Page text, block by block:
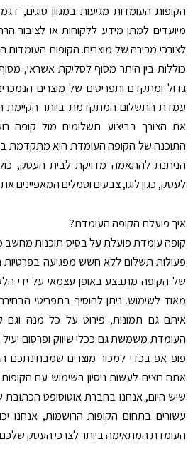
הקופות העומדות מגיעות במגוון סוגים,
מיועדים למתן מידע ללקוחות או לציבור
לצורכי מכירה של מוצרים. הקופות העומדות
כוללות בין היתר מסוף לסליקת אשראי,
גדול ומתקדם ותפריטים של מוצרים
עמדת התשלום המתקדמת ביותר הקיימת
את הצורך בביצוע תשלומים מול קופה
התוכנה של הקופה העומדת היא מתקדמת
הניתנת להתאמה מדויקת לבית העסק,
לעסק, כגון לוגו, צבעים וסמלים המאפיינים
איך פועלת הקופה העומדת?
קופה עומדת פועלת על בסיס תוכנות
פעולות תשלום ללא חשש מפגיעה בפרטיות
של הקופה מתבצע באופן עצמאי על ידי
מאוד לשימוש. ניתן להוסיף בתפריטי
איתם גם תמונות, פירוט על כל מנה וגם
העומדת משמשת גם ככלי שיווק ופרסום
פופ אפ בכדי למכור מוצרים שמבחינתכם
אתם רוצים לעשות ניסיון בשימוש עם
עשורים בתחום הקופות הרושמות, אנחנו
העומדת המתאימה ביותר לצרכי העסק